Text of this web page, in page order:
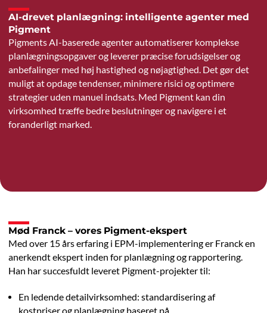
AI-drevet planlægning: intelligente agenter med
Pigment
Pigments AI-baserede agenter automatiserer komplekse
planlægningsopgaver og leverer præcise forudsigelser og
anbefalinger med høj hastighed og nøjagtighed. Det gør det
muligt at opdage tendenser, minimere risici og optimere
strategier uden manuel indsats. Med Pigment kan din
virksomhed træffe bedre beslutninger og navigere i et
foranderligt marked.
Mød Franck – vores Pigment-ekspert
Med over 15 års erfaring i EPM-implementering er Franck en
anerkendt ekspert inden for planlægning og rapportering.
Han har succesfuldt leveret Pigment-projekter til:
En ledende detailvirksomhed: standardisering af
kostpriser og planlægning baseret på